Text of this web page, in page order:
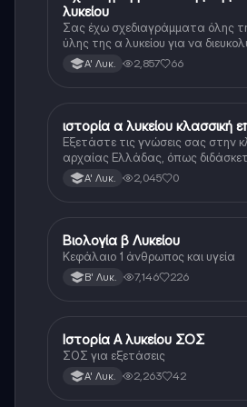
λυκείου
Σας έχω σχεδιαγράμματα όλης
ύλης της α λυκείου για να
τεράστιο βάρος του βιβλίου
Α' Λυκ. 2,857 66
Ιστορία
ιστορία α λυκείου κλασσική
Εξετάστε τις γνώσεις σας στην
αρχαίας Ελλάδας, όπως
Λυκείου.Α' Λυκ. 2,045 0
Βιολογία
Βιολογία β Λυκείου
Κεφάλαιο 1 άνθρωπος και υγεία
Β' Λυκ. 7,146 226
Ιστορία
Ιστορία Α λυκείου ΣΟΣ
ΣΟΣ για εξετάσεις
Α' Λυκ. 2,263 42